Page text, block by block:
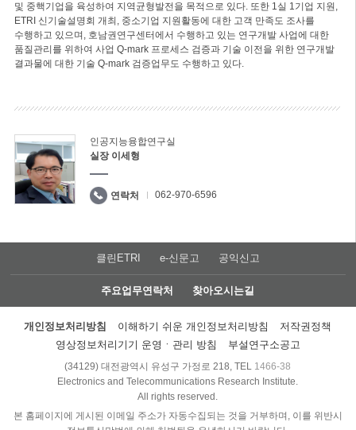
및 중핵기업을 육성하여 지역균형발전을 목적으로 있다. 또한 1실 1기업 지원,
ETRI 신기술설명회 개최, 중소기업 지원활동에 대한 고객 만족도 조사를
수행하고 있으며, 호남권연구센터에서 수행하고 있는 연구개발 사업에 대한
품질관리를 위하여 사업 Q-mark 프로세스 검증과 기술 이전을 위한 연구개발
결과물에 대한 기술 Q-mark 검증업무도 수행하고 있다.
인공지능융합연구실
실장 이세형
연락처 062-970-6596
클린ETRI e-신문고 공익신고
주요업무연락처 찾아오시는길
개인정보처리방침 이해하기 쉬운 개인정보처리방침
저작권정책
영상정보처리기기 운영ㆍ관리 방침
부설연구소공고
(34129) 대전광역시 유성구 가정로 218, TEL 1466-38
Electronics and Telecommunications Research Institute.
All rights reserved.
본 홈페이지에 게시된 이메일 주소가 자동수집되는 것을 거부하며, 이를 위반시